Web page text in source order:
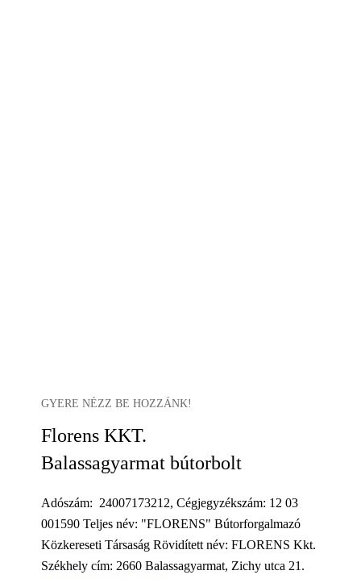
GYERE NÉZZ BE HOZZÁNK!
Florens KKT.
Balassagyarmat bútorbolt
Adószám: 24007173212, Cégjegyzékszám: 12 03
001590 Teljes név: "FLORENS" Bútorforgalmazó
Közkereseti Társaság Rövidített név: FLORENS Kkt.
Székhely cím: 2660 Balassagyarmat, Zichy utca 21.